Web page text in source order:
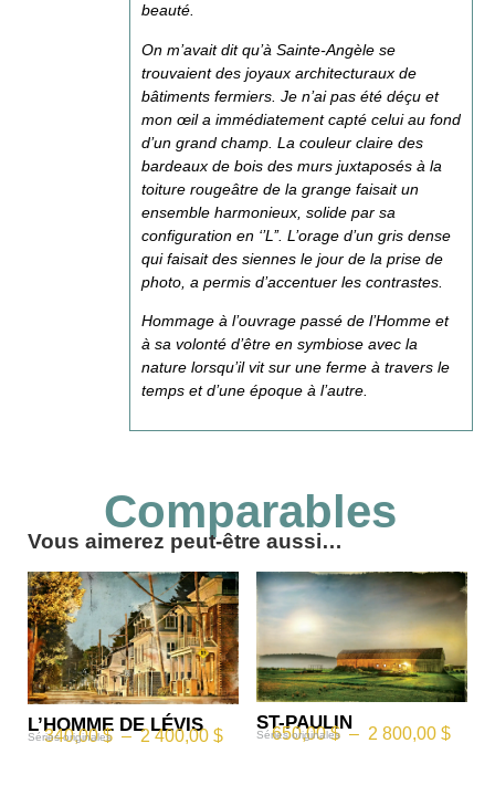
beauté.
On m’avait dit qu’à Sainte-Angèle se
trouvaient des joyaux architecturaux de
bâtiments fermiers. Je n’ai pas été déçu et
mon œil a immédiatement capté celui au fond
d’un grand champ. La couleur claire des
bardeaux de bois des murs juxtaposés à la
toiture rougeâtre de la grange faisait un
ensemble harmonieux, solide par sa
configuration en ‘’L’’. L’orage d’un gris dense
qui faisait des siennes le jour de la prise de
photo, a permis d’accentuer les contrastes.
Hommage à l’ouvrage passé de l’Homme et
à sa volonté d’être en symbiose avec la
nature lorsqu’il vit sur une ferme à travers le
temps et d’une époque à l’autre.
Comparables
Vous aimerez peut-être aussi…
L’HOMME DE LÉVIS
340,00$ – 2 400,00 $
Séries originales
ST-PAULIN
650,00$ – 2 800,00$
Séries originales